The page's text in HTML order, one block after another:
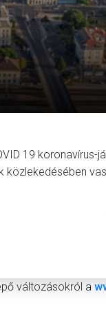
19 koronavírus-
változásokról a